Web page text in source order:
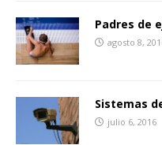
Padres de
agosto 8,
Sistemas
julio 6, 2016